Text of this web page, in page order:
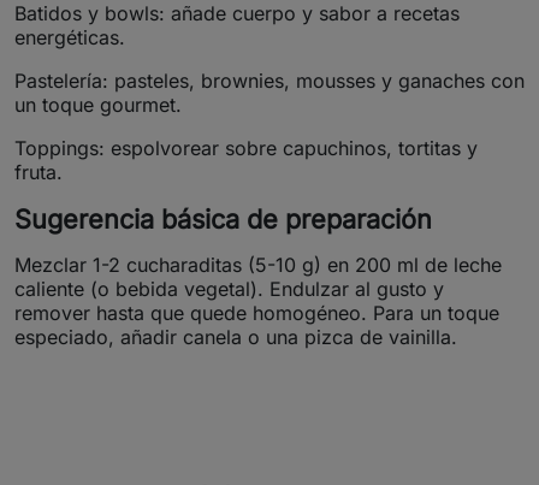
Batidos y bowls: añade cuerpo y sabor a recetas
energéticas.
Pastelería: pasteles, brownies, mousses y ganaches con
un toque gourmet.
Toppings: espolvorear sobre capuchinos, tortitas y
fruta.
Sugerencia básica de preparación
Mezclar 1-2 cucharaditas (5-10 g) en 200 ml de leche
caliente (o bebida vegetal). Endulzar al gusto y
remover hasta que quede homogéneo. Para un toque
especiado, añadir canela o una pizca de vainilla.